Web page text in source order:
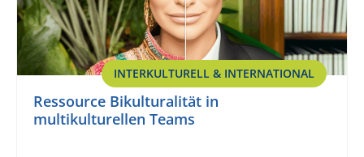
INTERKULTURELL & INTERNATIONAL
Ressource Bikulturalität in
multikulturellen Teams